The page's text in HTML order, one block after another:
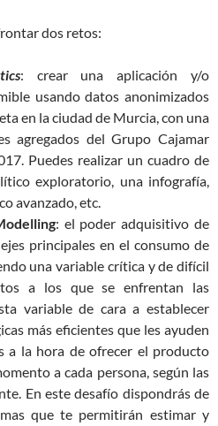
dos retos:
: crear una aplicación y/o
usando datos anonimizados
en la ciudad de Murcia, con una
agregados del Grupo Cajamar
Puedes realizar un cuadro de
exploratorio, una infografía,
avanzado, etc.
: el poder adquisitivo de
principales en el consumo de
una variable crítica y de difícil
a los que se enfrentan las
variable de cara a establecer
más eficientes que les ayuden
a la hora de ofrecer el producto
a cada persona, según las
En este desafío dispondrás de
que te permitirán estimar y